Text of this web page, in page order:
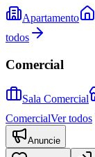
Apartamento
todos
Comercial
Sala Comercial
ComercialVer todos
Anuncie